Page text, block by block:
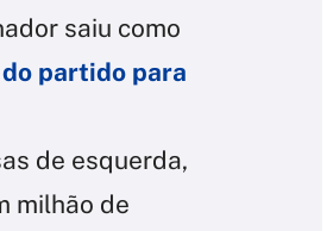
saiu como
partido para
de esquerda,
milhão de